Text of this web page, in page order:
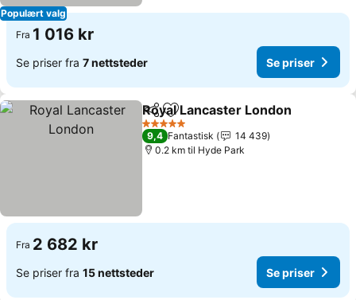
Populært valg
Fra 1 016 kr
Se priser fra 7 nettsteder Se priser
Del Legg til i favoritter
Royal Lancaster London
5 Stjerner
9,4 Fantastisk
14 439
0.2 km til Hyde Park
Fra 2 682 kr
Se priser fra 15 nettsteder Se priser